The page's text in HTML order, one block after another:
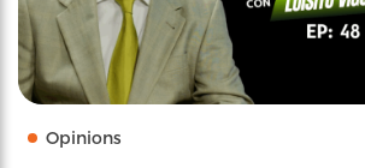
Opinions